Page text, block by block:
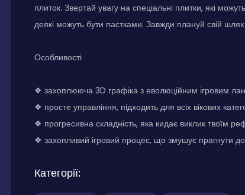
плиток. Звертай увагу на спеціальні плитки, які
деякі можуть бути пастками. Завжди плануй свій
Особливості
❖ захоплююча 3D графіка з еволюційним ігровим
❖ просте управління, підходить для всіх вікових
❖ прогресивна складність, яка кидає виклик твоїм
❖ захопливий ігровий процес, що змушує прагнути
Категорії: